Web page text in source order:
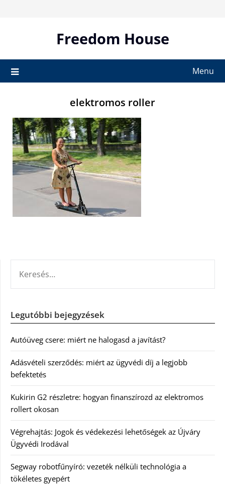
Freedom House
Menu
elektromos roller
Legutóbbi bejegyzések
Autóüveg csere: miért ne halogasd a javítást?
Adásvételi szerződés: miért az ügyvédi díj a legjobb
befektetés
Kukirin G2 részletre: hogyan finanszírozd az elektromos
rollert okosan
Végrehajtás: Jogok és védekezési lehetőségek az Újváry
Ügyvédi Irodával
Segway robotfűnyíró: vezeték nélküli technológia a
tökéletes gyepért